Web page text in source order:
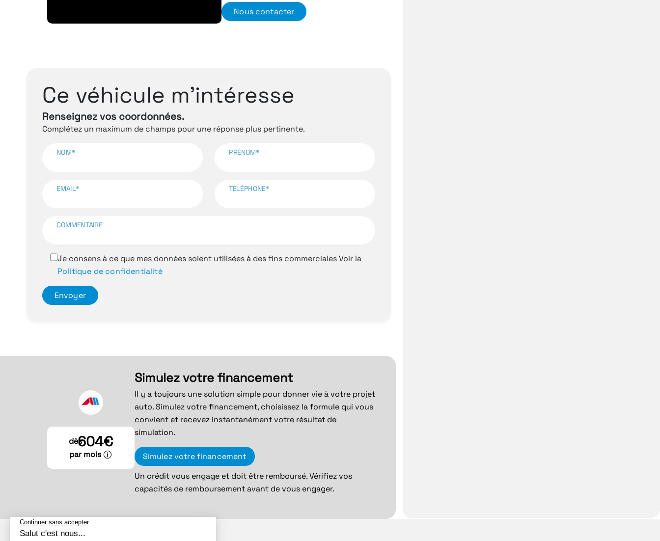
Nous contacter
Ce véhicule m’intéresse
Renseignez vos coordonnées.
Complétez un maximum de champs pour une réponse plus pertinente.
NOM* PRÉNOM*
EMAIL* TÉLÉPHONE*
COMMENTAIRE
Je consens à ce que mes données soient utilisées à des fins commercialesVoir la
Politique de confidentialité
Envoyer
dès604€
par mois
Simulez votre financement
Il y a toujours une solution simple pour donner vie à votre projet
auto. Simulez votre financement, choisissez la formule qui vous
convient et recevez instantanément votre résultat de
simulation.
Simulez votre financement
Un crédit vous engage et doit être remboursé. Vérifiez vos
capacités de remboursement avant de vous engager.